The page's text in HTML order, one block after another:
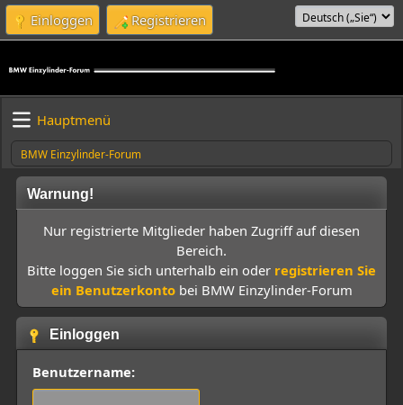
Einloggen Registrieren
Hauptmenü
BMW Einzylinder-Forum
Warnung!
Nur registrierte Mitglieder haben Zugriff auf diesen
Bereich.
Bitte loggen Sie sich unterhalb ein oder registrieren Sie
ein Benutzerkontobei BMW Einzylinder-Forum
Einloggen
Benutzername: